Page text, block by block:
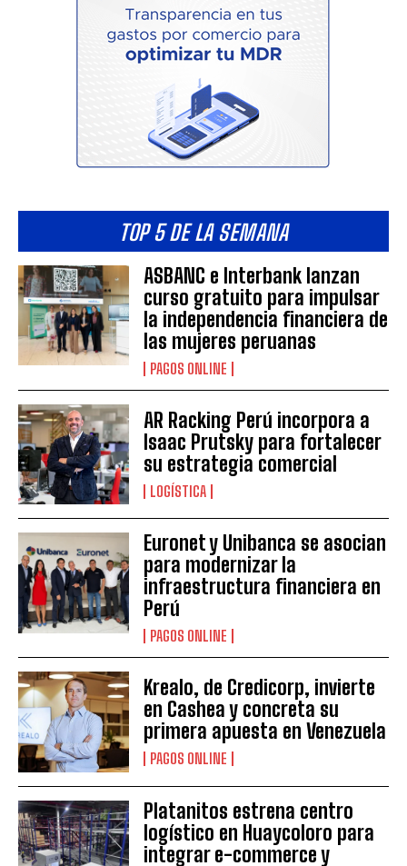
TOP 5 DE LA SEMANA
ASBANC e Interbank lanzan
curso gratuito para impulsar
la independencia financiera de
las mujeres peruanas
PAGOS ONLINE
AR Racking Perú incorpora a
Isaac Prutsky para fortalecer
su estrategia comercial
LOGÍSTICA
Euronet y Unibanca se asocian
para modernizar la
infraestructura financiera en
Perú
PAGOS ONLINE
Krealo, de Credicorp, invierte
en Cashea y concreta su
primera apuesta en Venezuela
PAGOS ONLINE
Platanitos estrena centro
logístico en Huaycoloro para
integrar e-commerce y